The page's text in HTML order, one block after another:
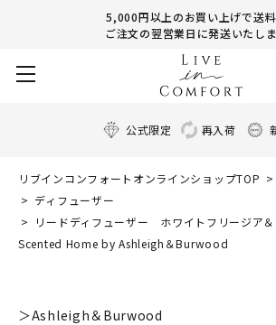
5,000円以上のお買い上げで送
ご注文の翌営業日に発送いたしま
公式限定 再入荷
リブインコンフォートオンラインショップTOP
ディフューザー
リードディフューザー ホワイトフリージ
Scented Home by Ashleigh＆Burwood
＞Ashleigh＆Burwood